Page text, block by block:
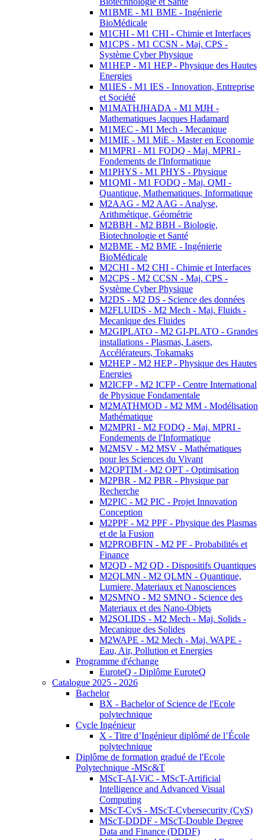
M1BME - M1 BME - Ingénierie
BioMédicale
M1CHI - M1 CHI - Chimie et Interfaces
M1CPS - M1 CCSN - Maj. CPS -
Système Cyber Physique
M1HEP - M1 HEP - Physique des Hautes
Energies
M1IES - M1 IES - Innovation, Entreprise
et Société
M1MATHJHADA - M1 MJH -
Mathematiques Jacques Hadamard
M1MEC - M1 Mech - Mecanique
M1MIE - M1 MiE - Master en Economie
M1MPRI - M1 FODQ - Maj. MPRI -
Fondements de l'Informatique
M1PHYS - M1 PHYS - Physique
M1QMI - M1 FODQ - Maj. QMI -
Quantique, Mathematiques, Informatique
M2AAG - M2 AAG - Analyse,
Arithmétique, Géométrie
M2BBH - M2 BBH - Biologie,
Biotechnologie et Santé
M2BME - M2 BME - Ingénierie
BioMédicale
M2CHI - M2 CHI - Chimie et Interfaces
M2CPS - M2 CCSN - Maj. CPS -
Système Cyber Physique
M2DS - M2 DS - Science des données
M2FLUIDS - M2 Mech - Maj. Fluids -
Mecanique des Fluides
M2GIPLATO - M2 GI-PLATO - Grandes
installations - Plasmas, Lasers,
Accélérateurs, Tokamaks
M2HEP - M2 HEP - Physique des Hautes
Energies
M2ICFP - M2 ICFP - Centre International
de Physique Fondamentale
M2MATHMOD - M2 MM - Modélisation
Mathématique
M2MPRI - M2 FODQ - Maj. MPRI -
Fondements de l'Informatique
M2MSV - M2 MSV - Mathématiques
pour les Sciences du Vivant
M2OPTIM - M2 OPT - Optimisation
M2PBR - M2 PBR - Physique par
Recherche
M2PIC - M2 PIC - Projet Innovation
Conception
M2PPF - M2 PPF - Physique des Plasmas
et de la Fusion
M2PROBFIN - M2 PF - Probabilités et
Finance
M2QD - M2 QD - Dispositifs Quantiques
M2QLMN - M2 QLMN - Quantique,
Lumiere, Materiaux et Nanosciences
M2SMNO - M2 SMNO - Science des
Materiaux et des Nano-Objets
M2SOLIDS - M2 Mech - Maj. Solids -
Mecanique des Solides
M2WAPE - M2 Mech - Maj. WAPE -
Eau, Air, Pollution et Energies
Programme d'échange
EuroteQ - Diplôme EuroteQ
Catalogue 2025 - 2026
Bachelor
BX - Bachelor of Science de l'Ecole
polytechnique
Cycle Ingénieur
X - Titre d’Ingénieur diplômé de l’École
polytechnique
Diplôme de formation gradué de l'Ecole
Polytechnique -MSc&T
MScT-AI-ViC - MScT-Artificial
Intelligence and Advanced Visual
Computing
MScT-CyS - MScT-Cybersecurity (CyS)
MScT-DDDF - MScT-Double Degree
Data and Finance (DDDF)